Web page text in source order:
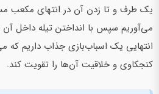
یک طرف و تا زدن آن در انتهای مکعب
می‌آوریم سپس با انداختن تیله داخل
انتهایی یک اسباب‌بازی جذاب داریم که
کنجکاوی و خلاقیت آن‌ها را تقویت کند.